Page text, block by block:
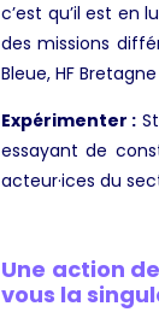
c’est qu’il est en
des missions
Bleue, HF
Expérimenter :
essayant de
acteur·ices du
Une action
vous la